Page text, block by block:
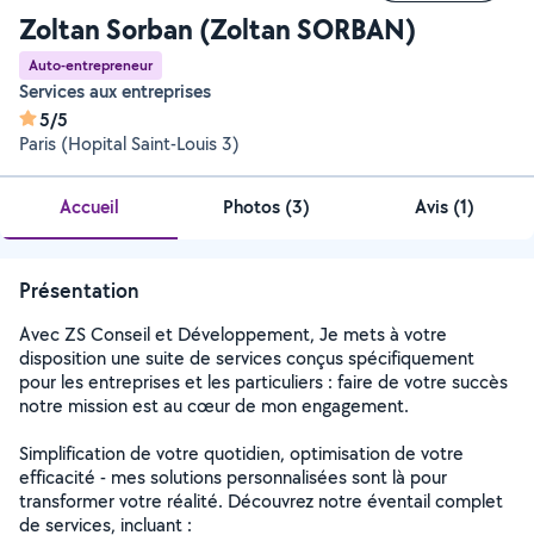
Zoltan Sorban (Zoltan SORBAN)
Auto-entrepreneur
Services aux entreprises
5/5
Paris (Hopital Saint-Louis 3)
Accueil Photos (3) Avis (1)
Présentation
Avec ZS Conseil et Développement, Je mets à votre
disposition une suite de services conçus spécifiquement
pour les entreprises et les particuliers : faire de votre succès
notre mission est au cœur de mon engagement.
Simplification de votre quotidien, optimisation de votre
efficacité - mes solutions personnalisées sont là pour
transformer votre réalité. Découvrez notre éventail complet
de services, incluant :